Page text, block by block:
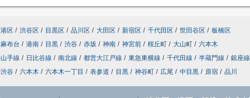
港区 / 渋谷区 / 目黒区 / 品川区 / 大田区 / 新宿区 / 千代田区 / 世田谷区 / 板橋区
麻布台 / 港南 / 目黒 / 渋谷 / 赤坂 / 神南 / 神宮前 / 桜丘町 / 大山町 / 六本木
山手線 / 日比谷線 / 南北線 / 都営大江戸線 / 東急東横線 / 千代田線 / 半蔵門線 / 銀座線
渋谷 / 六本木 / 六本木一丁目 / 表参道 / 目黒 / 神谷町 / 広尾 / 中目黒 / 原宿 / 品川